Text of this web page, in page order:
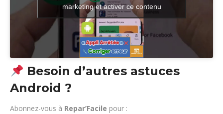
marketing et activer ce contenu
Besoin d’autres astuces
Android ?
Abonnez-vous à Repar’Facile pour :